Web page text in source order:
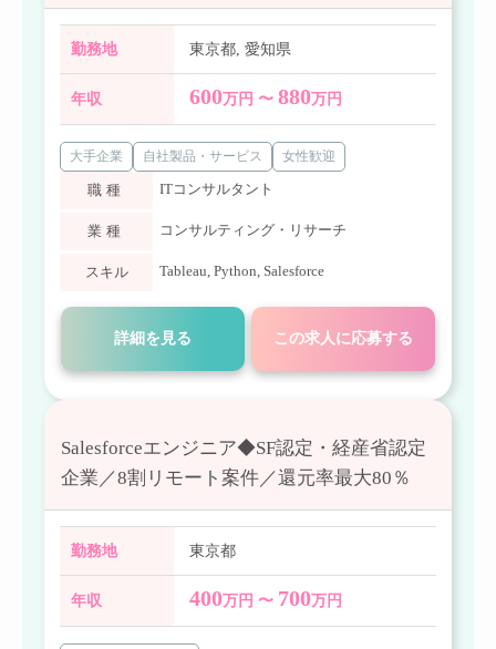
勤務地 東京都,愛知県
年収 600万円 〜880万円
大手企業 自社製品・サービス 女性歓迎
職種 ITコンサルタント
業種 コンサルティング・リサーチ
スキル Tableau, Python, Salesforce
詳細を見る この求人に応募する
Salesforceエンジニア◆SF認定・経産省認定
企業／8割リモート案件／還元率最大80％
勤務地 東京都
年収 400万円 〜 700万円